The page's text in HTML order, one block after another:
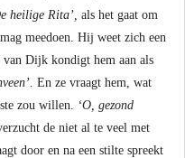
heilige Rita’, als het gaat om
meedoen. Hij weet zich een
van Dijk kondigt hem aan als
En ze vraagt hem, wat
zou willen. ‘O, gezond
de niet al te veel met
door en na een stilte spreekt